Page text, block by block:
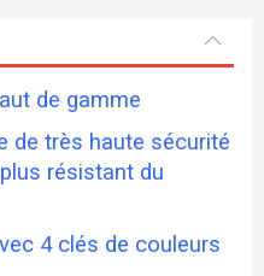
de gamme
de très haute sécurité
résistant du
4 clés de couleurs